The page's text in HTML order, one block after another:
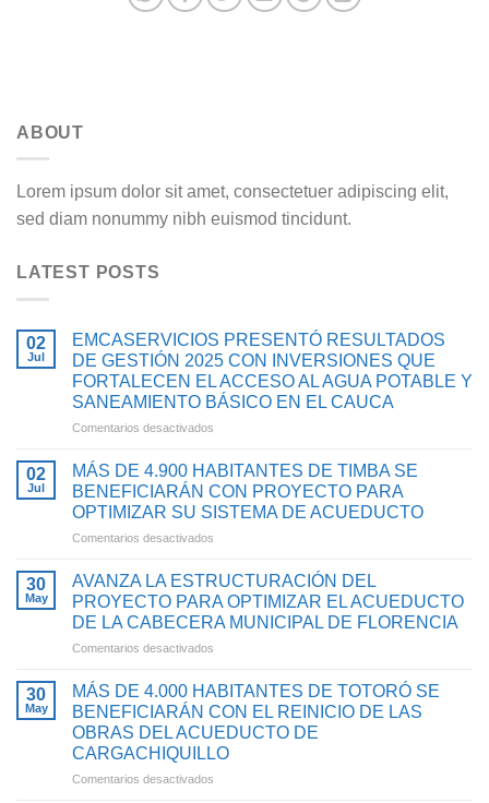
ABOUT
Lorem ipsum dolor sit amet, consectetuer adipiscing elit,
sed diam nonummy nibh euismod tincidunt.
LATEST POSTS
02
Jul
EMCASERVICIOS PRESENTÓ RESULTADOS
DE GESTIÓN 2025 CON INVERSIONES QUE
FORTALECEN EL ACCESO AL AGUA POTABLE Y
SANEAMIENTO BÁSICO EN EL CAUCA
Comentarios desactivados
PRESENTÓ
RESULTADOS
DE
GESTIÓN
INVERSIONES
QUE
FORTALECEN
EL
AGUA
POTABLE
Y
SANEAMIENTO
BÁSICO
02
Jul
MÁS DE 4.900 HABITANTES DE TIMBA SE
BENEFICIARÁN CON PROYECTO PARA
OPTIMIZAR SU SISTEMA DE ACUEDUCTO
Comentarios desactivados
DE
4.900
HABITANTES
DE
BENEFICIARÁN
CON
PROYECTO
PARA
OPTIMIZAR
30
May
AVANZA LA ESTRUCTURACIÓN DEL
PROYECTO PARA OPTIMIZAR EL ACUEDUCTO
DE LA CABECERA MUNICIPAL DE FLORENCIA
Comentarios desactivados
LA
ESTRUCTURACIÓN
DEL
PROYECTO
PARA
30
May
MÁS DE 4.000 HABITANTES DE TOTORÓ SE
BENEFICIARÁN CON EL REINICIO DE LAS
OBRAS DEL ACUEDUCTO DE
CARGACHIQUILLO
Comentarios desactivados